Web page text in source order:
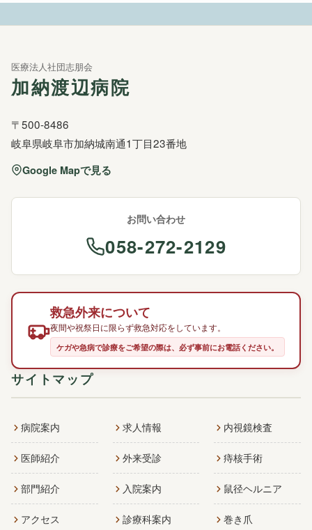
医療法人社団志朋会
加納渡辺病院
〒500-8486
岐阜県岐阜市加納城南通1丁目23番地
Google Mapで見る
お問い合わせ
058-272-2129
救急外来について
夜間や祝祭日に限らず救急対応をしています。
ケガや急病で診療をご希望の際は、必ず事前にお電話ください。
サイトマップ
病院案内
医師紹介
部門紹介
アクセス
求人情報
外来受診
入院案内
診療科案内
内視鏡検査
痔核手術
鼠径ヘルニア
巻き爪